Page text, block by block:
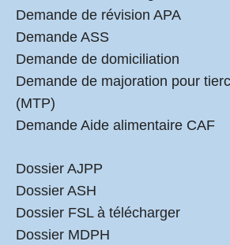
Demande de révision APA
Demande ASS
Demande de domiciliation
Demande de majoration pour
(MTP)
Demande Aide alimentaire CAF
Dossier AJPP
Dossier ASH
Dossier FSL à télécharger
Dossier MDPH